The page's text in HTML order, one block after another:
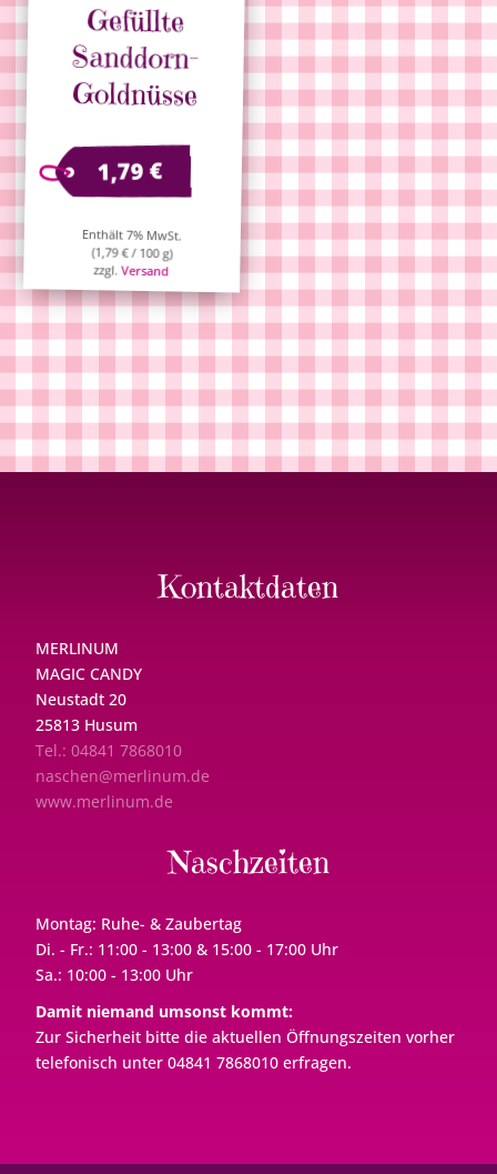
Gefüllte
Sanddorn-
Goldnüsse
1,79€
Enthält 7% MwSt.
(1,79€/ 100 g)
zzgl.Versand
Kontaktdaten
MERLINUM
MAGIC CANDY
Neustadt 20
25813 Husum
Tel.: 04841 7868010
naschen@merlinum.de
www.merlinum.de
Naschzeiten
Montag: Ruhe- & Zaubertag
Di. - Fr.: 11:00 - 13:00 & 15:00 - 17:00 Uhr
Sa.: 10:00 - 13:00 Uhr
Damit niemand umsonst kommt:
Zur Sicherheit bitte die aktuellen Öffnungszeiten vorher
telefonisch unter 04841 7868010 erfragen.